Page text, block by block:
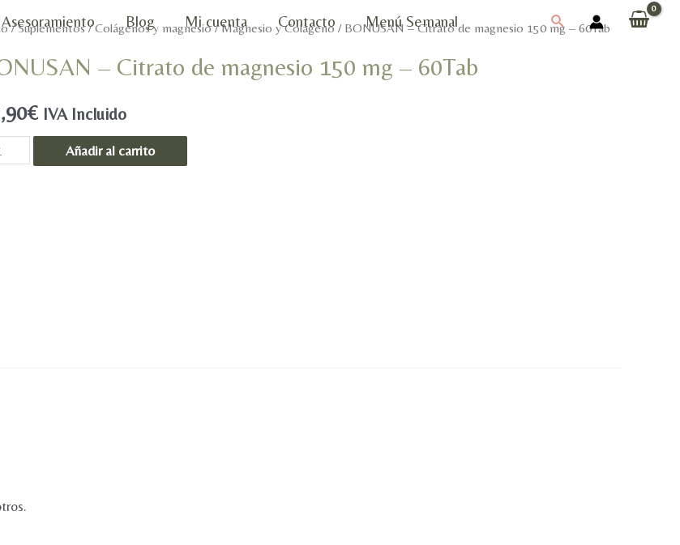
Asesoramiento Blog Mi cuenta Contacto Menú Semanal Buscar
/Suplementos/Colágenos y magnesio/Magnesio y Colágeno / BONUSAN – Citrato de magnesio 150 mg – 60Tab
– Citrato de magnesio 150 mg – 60Tab
€ IVA Incluido
Añadir al carrito